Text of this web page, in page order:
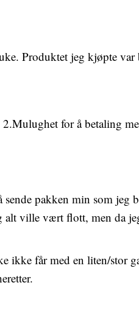
Produktet jeg kjøpte
for å betaling
pakken min som jeg
alt ville vært flott, men da
ikke får med en liten/stor